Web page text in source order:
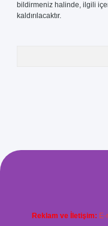
bildirmeniz halinde, ilgili
kaldırılacaktır.
Reklam ve İletişim: